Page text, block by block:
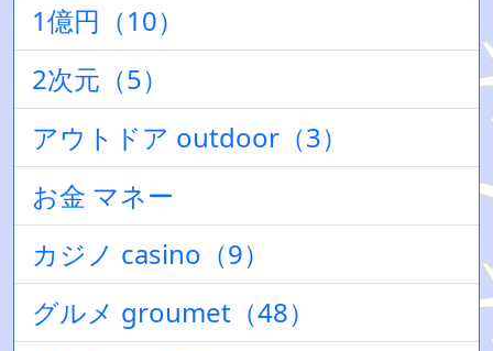
1億円（10）
2次元（5）
アウトドア outdoor（3）
お金 マネー
カジノ casino（9）
グルメ groumet（48）